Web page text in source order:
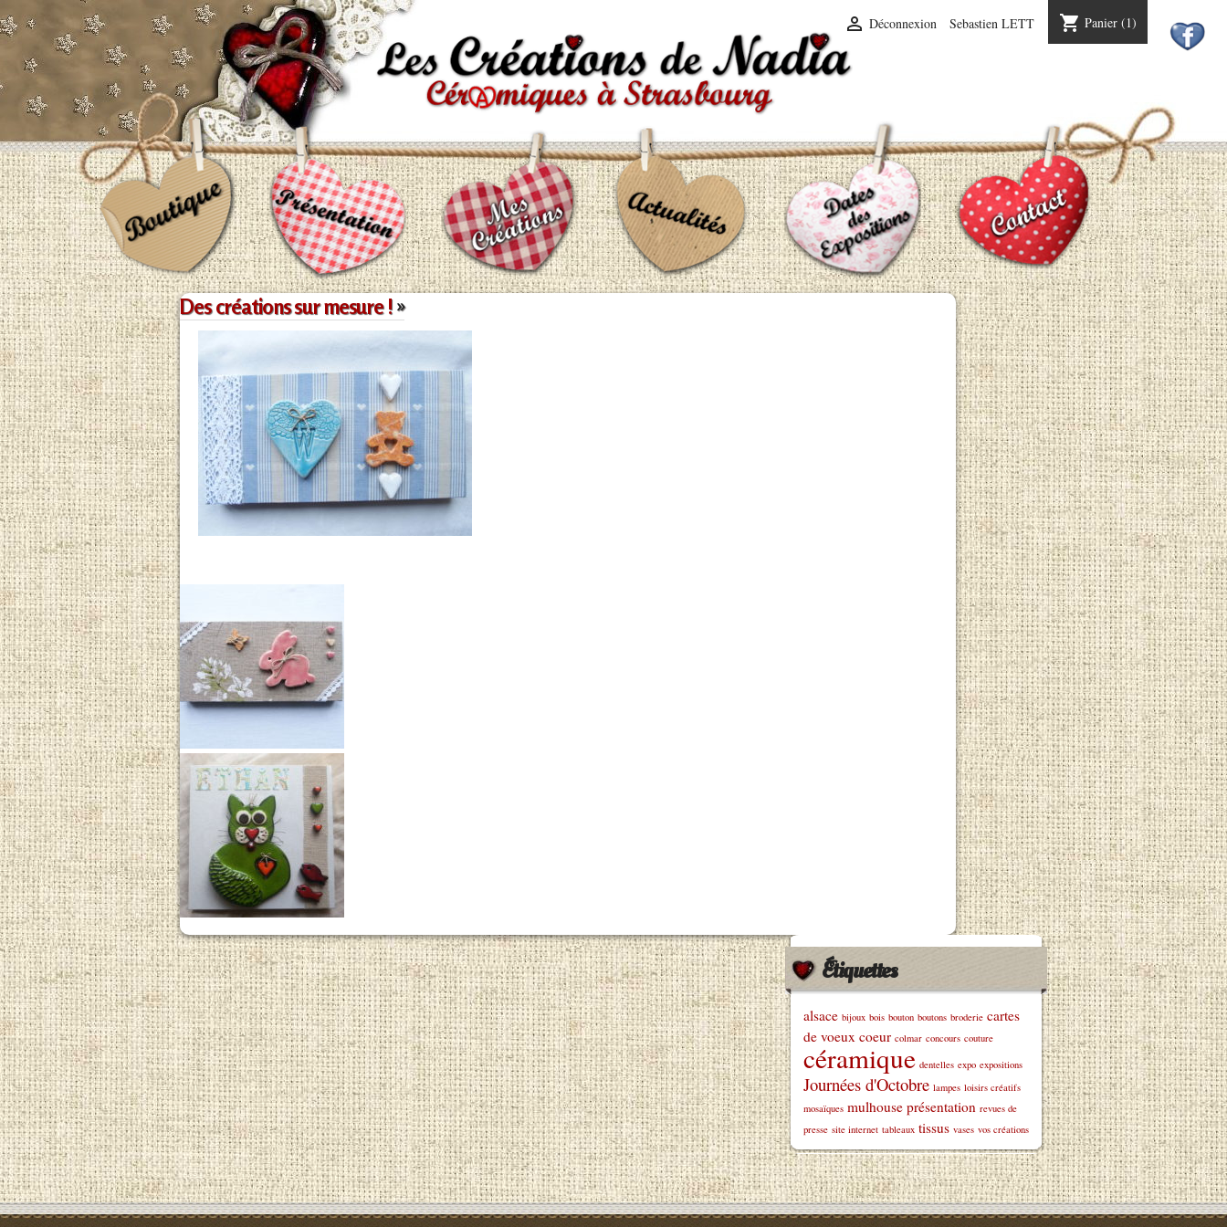
 Déconnexion Sebastien LETT shopping_cart Panier (1)
Des créations sur mesure !»
Étiquettes
alsace bijoux bois bouton boutons broderie cartes
de voeux coeur colmar concours couture
céramique dentelles expo expositions
Journées d'Octobre lampes loisirs créatifs
mosaïques mulhouse présentation revues de
presse site internet tableaux tissus vases vos créations